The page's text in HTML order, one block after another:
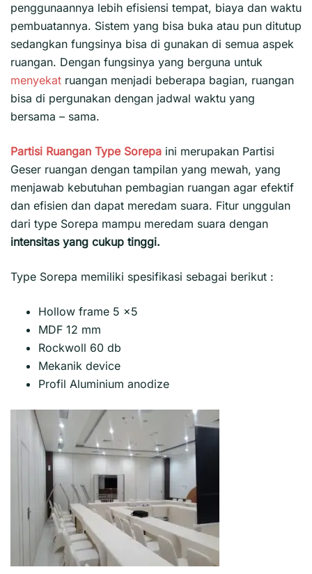
penggunaannya lebih efisiensi tempat, biaya dan waktu
pembuatannya. Sistem yang bisa buka atau pun ditutup
sedangkan fungsinya bisa di gunakan di semua aspek
ruangan. Dengan fungsinya yang berguna untuk
menyekat ruangan menjadi beberapa bagian, ruangan
bisa di pergunakan dengan jadwal waktu yang
bersama – sama.
Partisi Ruangan Type Sorepa ini merupakan Partisi
Geser ruangan dengan tampilan yang mewah, yang
menjawab kebutuhan pembagian ruangan agar efektif
dan efisien dan dapat meredam suara. Fitur unggulan
dari type Sorepa mampu meredam suara dengan
intensitas yang cukup tinggi.
Type Sorepa memiliki spesifikasi sebagai berikut :
Hollow frame 5 x5
MDF 12 mm
Rockwoll 60 db
Mekanik device
Profil Aluminium anodize